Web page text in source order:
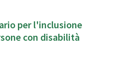
per l'inclusione
con disabilità